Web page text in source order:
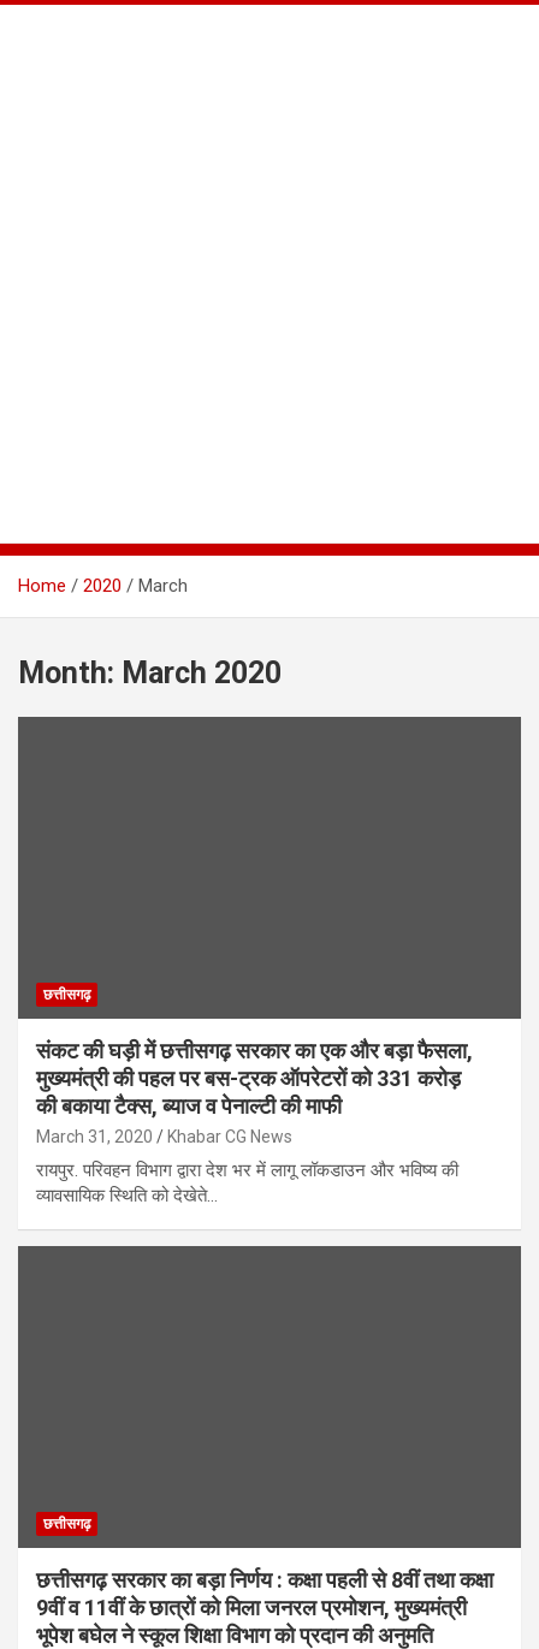
Home 2020 March
Month: March 2020
छत्तीसगढ़
संकट की घड़ी में छत्तीसगढ़ सरकार का एक और बड़ा फैसला,
मुख्यमंत्री की पहल पर बस-ट्रक ऑपरेटरों को 331 करोड़
की बकाया टैक्स, ब्याज व पेनाल्टी की माफी
March 31, 2020 Khabar CG News
रायपुर. परिवहन विभाग द्वारा देश भर में लागू लॉकडाउन और भविष्य की
व्यावसायिक स्थिति को देखेते…
छत्तीसगढ़
छत्तीसगढ़ सरकार का बड़ा निर्णय : कक्षा पहली से 8वीं तथा कक्षा
9वीं व 11वीं के छात्रों को मिला जनरल प्रमोशन, मुख्यमंत्री
भूपेश बघेल ने स्कूल शिक्षा विभाग को प्रदान की अनुमति